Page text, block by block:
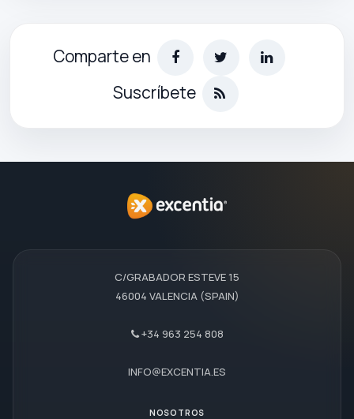
Comparte en
Suscríbete
C/GRABADOR ESTEVE 15
46004 VALENCIA (SPAIN)
+34 963 254 808
INFO@EXCENTIA.ES
NOSOTROS